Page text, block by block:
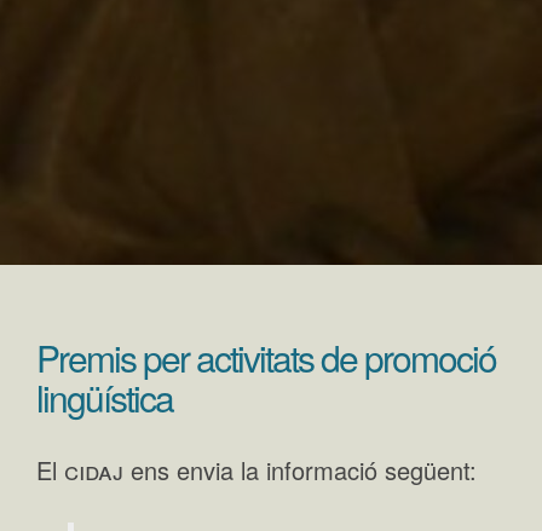
Premis per activitats de promoció
lingüística
El cidaj ens envia la informació següent: